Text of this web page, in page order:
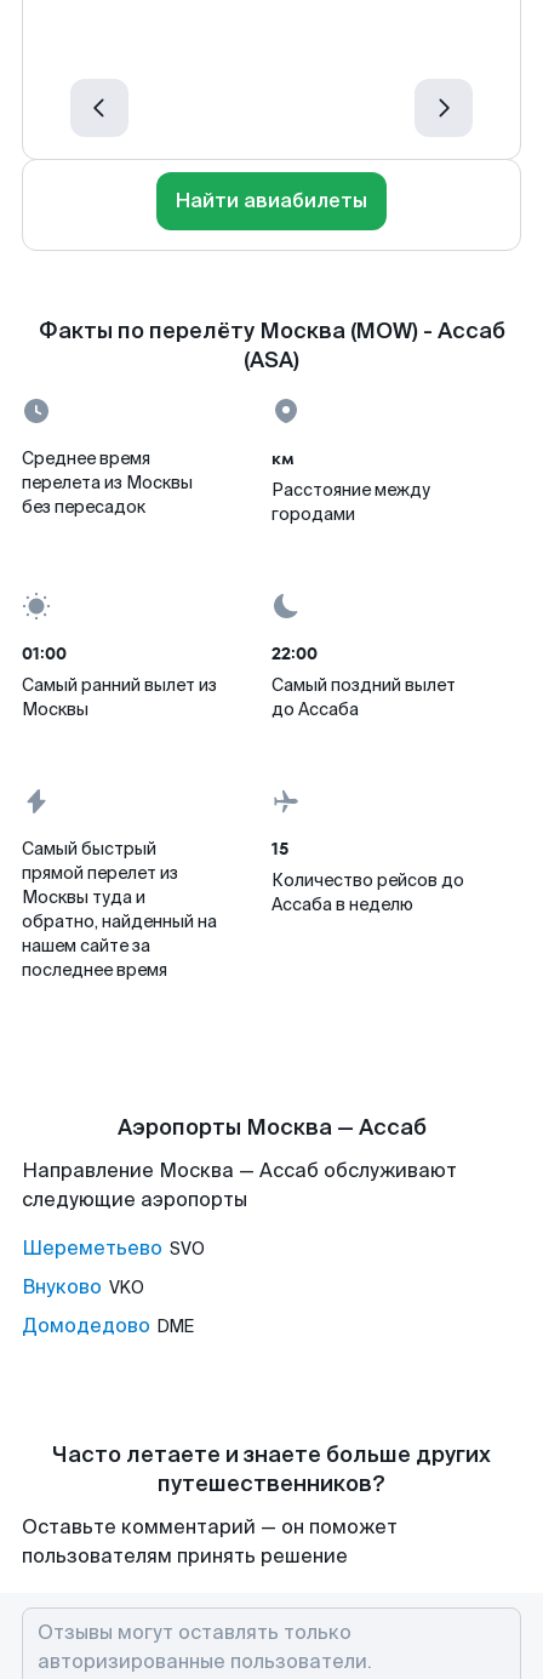
Найти авиабилеты
Факты по перелёту Москва (MOW) - Ассаб
(ASA)
Среднее время
перелета из Москвы
без пересадок
км
Расстояние между
городами
01:00
Самый ранний вылет из
Москвы
22:00
Самый поздний вылет
до Ассаба
Самый быстрый
прямой перелет из
Москвы туда и
обратно, найденный на
нашем сайте за
последнее время
15
Количество рейсов до
Ассаба в неделю
Аэропорты Москва — Ассаб
Направление Москва — Ассаб обслуживают
следующие аэропорты
Шереметьево SVO
Внуково VKO
Домодедово DME
Часто летаете и знаете больше других
путешественников?
Оставьте комментарий — он поможет
пользователям принять решение